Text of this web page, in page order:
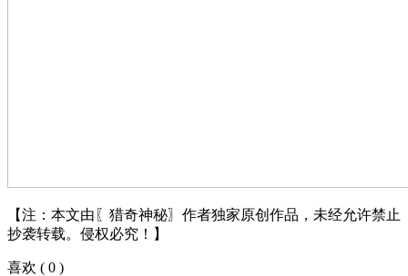
【注：本文由〖猎奇神秘〗作者独家原创作品，未经允许禁止
抄袭转载。侵权必究！】
喜欢 ( 0 )